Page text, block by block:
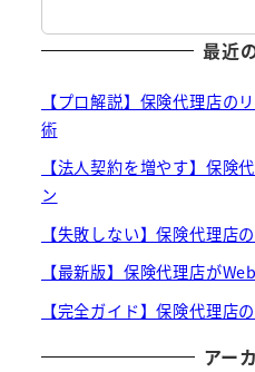
最近
【プロ解説】保険代理店の
術
【法人契約を増やす】保険
ン
【失敗しない】保険代理店
【最新版】保険代理店が
【完全ガイド】保険代理店
アー